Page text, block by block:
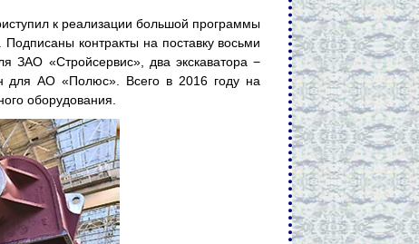
к реализации большой программы
Подписаны контракты на поставку восьми
ЗАО «Стройсервис», два экскаватора −
для АО «Полюс». Всего в 2016 году на
оборудования.